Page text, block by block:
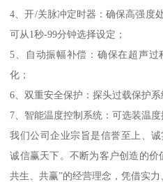
4、开/关脉冲定时器：确保高强度
可从1秒-99分钟选择设定；
5、自动振幅补偿：确保在超声
化；
6、双重安全保护：探头过载保护系
7、智能温度控制系统：可选装温度
我们公司企业宗旨是信誉至上、
诚信赢天下。不断为客户创造的价
共生、共赢”的经营理念，凭借实力